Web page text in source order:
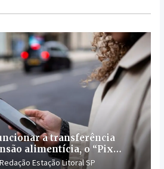
a transferência
alimentícia, o “Pix
Redação Estação Litoral SP